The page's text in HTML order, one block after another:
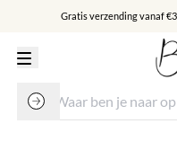
Gratis verzending vanaf